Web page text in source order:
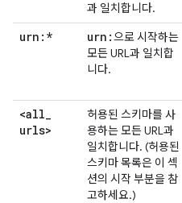
과 일치합니다.
urn:* urn:으로 시작하는
모든 URL과 일치합
니다.
<all_
urls>
허용된 스키마를 사
용하는 모든 URL과
일치합니다. (허용된
스키마 목록은 이 섹
션의 시작 부분을 참
고하세요.)